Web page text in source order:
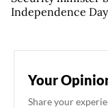
Independence Day
Your
Share your